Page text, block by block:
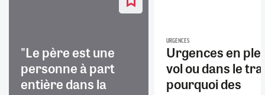
"Le père est une
personne à part
entière dans la
URGENCES
Urgences en
vol ou dans le
pourquoi des